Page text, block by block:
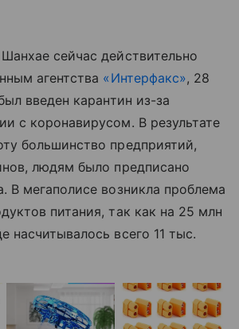
сейчас действительно
агентства « Интерфакс», 28
введен карантин из-за
с коронавирусом. В результате
большинство предприятий,
людям было предписано
В мегаполисе возникла проблема
питания, так как на 25 млн
насчитывалось всего 11 тыс.